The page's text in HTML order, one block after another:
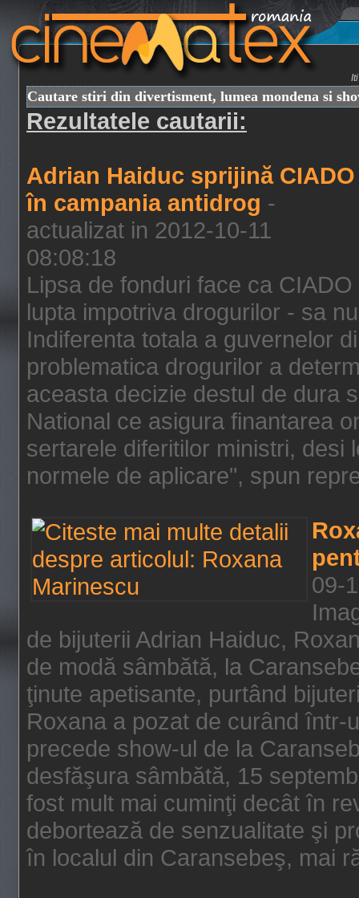
Cautare stiri din divertisment, lumea mondena si
Rezultatele cautarii:
Adrian Haiduc sprijină CIADO
în campania antidrog -
actualizat in 2012-10-11
08:08:18
Lipsa de fonduri face ca
lupta impotriva drogurilor - sa
Indiferenta totala a guvernelor
problematica drogurilor a
aceasta decizie destul de dura
National ce asigura finantarea
sertarele diferitilor ministri, desi
normele de aplicare", spun
09-
de bijuterii Adrian Haiduc,
de modă sâmbătă, la
ţinute apetisante, purtând
Roxana a pozat de curând
precede show-ul de la
desfăşura sâmbătă, 15
fost mult mai cuminţi decât în
debortează de senzualitate şi
în localul din Caransebeş, mai